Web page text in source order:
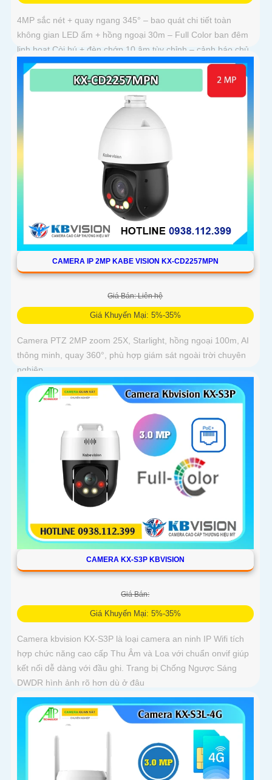
4MP sắc nét + quay ngang 345° – bao quát chi tiết toàn
không gian LED ấm + hồng ngoại 30m – Full Color ban đêm
linh hoạt Còi hú + đèn chớp 10 âm tùy chỉnh – cảnh báo chủ
động tức thì
CAMERA IP 2MP KABE VISION KX-CD2257MPN
Giá Bán: Liên hệ
Giá Khuyến Mại: 5%-35%
Camera PTZ 2MP zoom 25X, Starlight, hồng ngoại 100m, AI
thông minh, quay 360°, phù hợp giám sát ngoài trời chuyên
nghiệp
CAMERA KX-S3P KBVISION
Giá Bán:
Giá Khuyến Mại: 5%-35%
Camera kbvision KX-S3P là loại camera an ninh IP Wifi tích
hợp chức năng cao cấp Thu Âm và Loa với chuẩn onvif giúp
kết nối dễ dàng với đầu ghi. Trang bị Chống Ngược Sáng
DWDR hình ảnh rõ hơn dù ở đâu